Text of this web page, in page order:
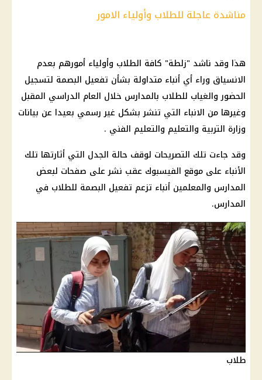
مناشدة عاجلة للطلاب وأولياء الامور
هذا وقد ناشد "زلطة" كافة الطلاب وأولياء أمورهم بعدم
الانسياق وراء أي أنباء متداولة بشأن تفعيل البصمة لتسجيل
الحضور والغياب للطلاب بالمدارس خلال العام الدراسي المقبل
وغيرها من الانباء التي تنشر بشكل غير رسمي بعيدا عن بيانات
وزارة التربية والتعليم والتعليم الفني .
وقد جاءت تلك التصريحات لوقف حالة الجدل التي أثارتها تلك
الأنباء على موقع الفيسبوك عقب نشر على صفحات لبعض
المدارس والمعلمين أنباء تزعم تفعيل البصمة للطلاب في
المدارس.
طلاب